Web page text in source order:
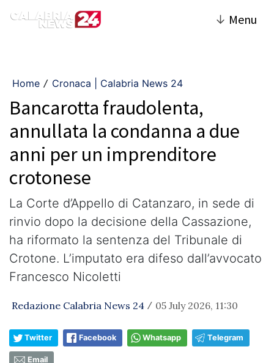
↓ Menu
Home / Cronaca | Calabria News 24
Bancarotta fraudolenta,
annullata la condanna a due
anni per un imprenditore
crotonese
La Corte d’Appello di Catanzaro, in sede di
rinvio dopo la decisione della Cassazione,
ha riformato la sentenza del Tribunale di
Crotone. L’imputato era difeso dall’avvocato
Francesco Nicoletti
Redazione Calabria News 24 / 05 July 2026, 11:30
Twitter Facebook Whatsapp Telegram
Email